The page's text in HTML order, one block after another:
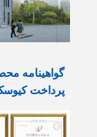
گواهینامه
پرداخت